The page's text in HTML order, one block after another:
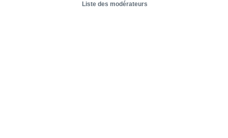
Liste des modérateurs